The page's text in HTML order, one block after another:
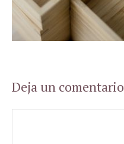
Deja un comentario